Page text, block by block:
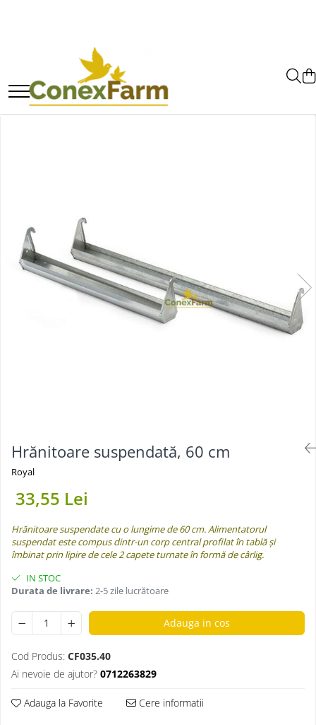
Toate Produsele
Păsări de curte
Adăpători
Hrănitori
Accesorii
Coșuri de transport
Suplimente
Păsări exotice
Adăpători
Hrănitori
Accesorii
Suplimente
Adăpători
Custi si accesorii
Hrănitoare suspendată, 60 cm
Royal
33,55 Lei
Hrănitoare suspendate cu o lungime de 60 cm. Alimentatorul
suspendat este compus dintr-un corp central profilat în tablă și
îmbinat prin lipire de cele 2 capete turnate în formă de cârlig.
IN STOC
Durata de livrare: 2-5 zile lucrătoare
Adauga in cos
Cod Produs: CF035.40
Ai nevoie de ajutor? 0712263829
Adauga la Favorite Cere informatii